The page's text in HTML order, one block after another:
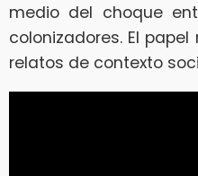
medio del choque
colonizadores. El
relatos de contexto